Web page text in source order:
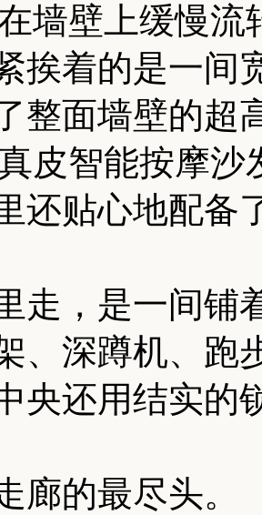
墙壁上缓慢流
挨着的是一间
整面墙壁的超
皮智能按摩沙
还贴心地配备
走，是一间铺
、深蹲机、跑
央还用结实的
廊的最尽头。